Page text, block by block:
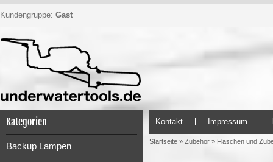
Kundengruppe: Gast
Kategorien
Backup Lampen
Kontakt Impressum
Startseite » Zubehör » Flaschen und